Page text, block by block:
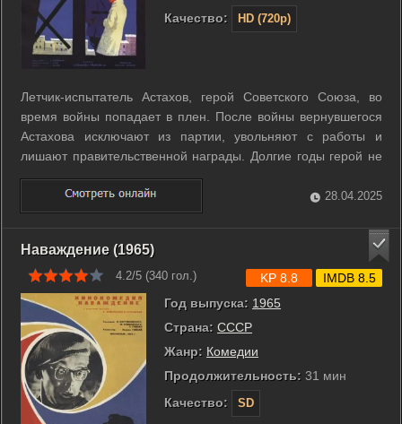
Качество:
HD (720p)
Летчик-испытатель Астахов, герой Советского Союза, во
время войны попадает в плен. После войны вернувшегося
Астахова исключают из партии, увольняют с работы и
лишают правительственной награды. Долгие годы герой не
имеет возможности вернуться к своей профессии. Астахов
спивается, но любовь Саши и вера в себя спасают его и
возвращают надежду на ...
28.04.2025
Наваждение (1965)
4.2/5 (340 гол.)
Год выпуска: 1965
Страна: СССР
Жанр: Комедии
Продолжительность: 31 мин
Качество:
SD
KP 8.8 IMDB 8.5